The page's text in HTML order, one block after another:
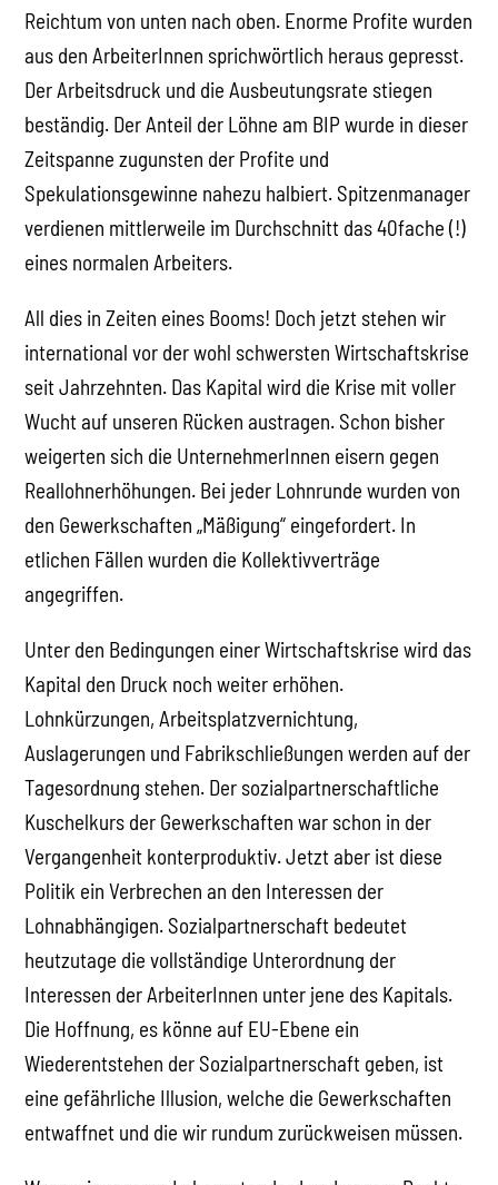
Reichtum von unten nach oben. Enorme Profite wurden
aus den ArbeiterInnen sprichwörtlich heraus gepresst.
Der Arbeitsdruck und die Ausbeutungsrate stiegen
beständig. Der Anteil der Löhne am BIP wurde in dieser
Zeitspanne zugunsten der Profite und
Spekulationsgewinne nahezu halbiert. Spitzenmanager
verdienen mittlerweile im Durchschnitt das 40fache (!)
eines normalen Arbeiters.
All dies in Zeiten eines Booms! Doch jetzt stehen wir
international vor der wohl schwersten Wirtschaftskrise
seit Jahrzehnten. Das Kapital wird die Krise mit voller
Wucht auf unseren Rücken austragen. Schon bisher
weigerten sich die UnternehmerInnen eisern gegen
Reallohnerhöhungen. Bei jeder Lohnrunde wurden von
den Gewerkschaften „Mäßigung“ eingefordert. In
etlichen Fällen wurden die Kollektivverträge
angegriffen.
Unter den Bedingungen einer Wirtschaftskrise wird das
Kapital den Druck noch weiter erhöhen.
Lohnkürzungen, Arbeitsplatzvernichtung,
Auslagerungen und Fabrikschließungen werden auf der
Tagesordnung stehen. Der sozialpartnerschaftliche
Kuschelkurs der Gewerkschaften war schon in der
Vergangenheit konterproduktiv. Jetzt aber ist diese
Politik ein Verbrechen an den Interessen der
Lohnabhängigen. Sozialpartnerschaft bedeutet
heutzutage die vollständige Unterordnung der
Interessen der ArbeiterInnen unter jene des Kapitals.
Die Hoffnung, es könne auf EU-Ebene ein
Wiederentstehen der Sozialpartnerschaft geben, ist
eine gefährliche Illusion, welche die Gewerkschaften
entwaffnet und die wir rundum zurückweisen müssen.